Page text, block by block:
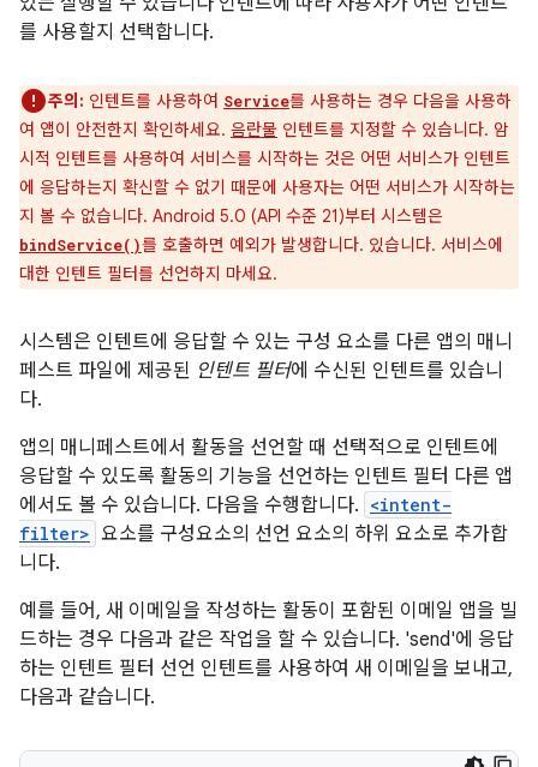
를 사용할지 선택합니다.
주의: 인텐트를 사용하여 Service를 사용하는 경우 다음을 사용하
여 앱이 안전한지 확인하세요. 음란물 인텐트를 지정할 수 있습니다. 암
시적 인텐트를 사용하여 서비스를 시작하는 것은 어떤 서비스가 인텐트
에 응답하는지 확신할 수 없기 때문에 사용자는 어떤 서비스가 시작하는
지 볼 수 없습니다. Android 5.0 (API 수준 21)부터 시스템은
bindService()를 호출하면 예외가 발생합니다. 있습니다. 서비스에
대한 인텐트 필터를 선언하지 마세요.
시스템은 인텐트에 응답할 수 있는 구성 요소를 다른 앱의 매니
페스트 파일에 제공된 인텐트 필터에 수신된 인텐트를 있습니
다.
앱의 매니페스트에서 활동을 선언할 때 선택적으로 인텐트에
응답할 수 있도록 활동의 기능을 선언하는 인텐트 필터 다른 앱
에서도 볼 수 있습니다. 다음을 수행합니다. <intent-
filter> 요소를 구성요소의 선언 요소의 하위 요소로 추가합
니다.
예를 들어, 새 이메일을 작성하는 활동이 포함된 이메일 앱을 빌
드하는 경우 다음과 같은 작업을 할 수 있습니다. 'send'에 응답
하는 인텐트 필터 선언 인텐트를 사용하여 새 이메일을 보내고,
다음과 같습니다.